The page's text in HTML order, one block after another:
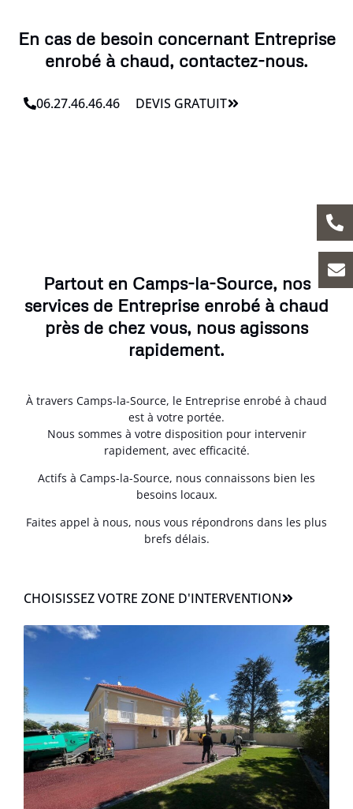
En cas de besoin concernant Entreprise
enrobé à chaud, contactez-nous.
06.27.46.46.46 DEVIS GRATUIT
Partout en Camps-la-Source, nos
services de Entreprise enrobé à chaud
près de chez vous, nous agissons
rapidement.
À travers Camps-la-Source, le Entreprise enrobé à chaud
est à votre portée.
Nous sommes à votre disposition pour intervenir
rapidement, avec efficacité.
Actifs à Camps-la-Source, nous connaissons bien les
besoins locaux.
Faites appel à nous, nous vous répondrons dans les plus
brefs délais.
CHOISISSEZ VOTRE ZONE D'INTERVENTION